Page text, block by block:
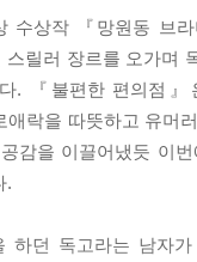
없어요?”
른다니까요.”
어요.”
수상작 『망원동 브
스릴러 장르를 오가며
. 『불편한 편의점
애락을 따뜻하고 유머
감을 이끌어냈듯 이
.
하던 독고라는 남자